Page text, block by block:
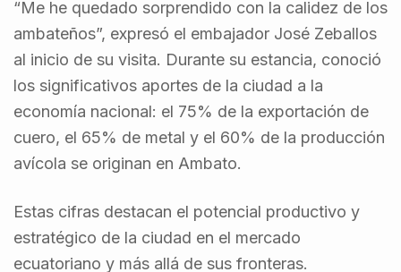
“Me he quedado sorprendido con la calidez de los
ambateños”, expresó el embajador José Zeballos
al inicio de su visita. Durante su estancia, conoció
los significativos aportes de la ciudad a la
economía nacional: el 75% de la exportación de
cuero, el 65% de metal y el 60% de la producción
avícola se originan en Ambato.
Estas cifras destacan el potencial productivo y
estratégico de la ciudad en el mercado
ecuatoriano y más allá de sus fronteras.